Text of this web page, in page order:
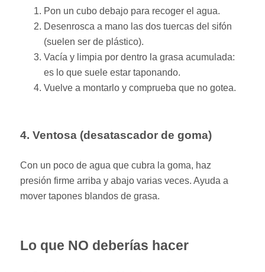
Pon un cubo debajo para recoger el agua.
Desenrosca a mano las dos tuercas del sifón
(suelen ser de plástico).
Vacía y limpia por dentro la grasa acumulada:
es lo que suele estar taponando.
Vuelve a montarlo y comprueba que no gotea.
4. Ventosa (desatascador de goma)
Con un poco de agua que cubra la goma, haz
presión firme arriba y abajo varias veces. Ayuda a
mover tapones blandos de grasa.
Lo que NO deberías hacer